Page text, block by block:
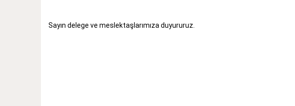
Sayın delege ve meslektaşlarımıza duyururuz.